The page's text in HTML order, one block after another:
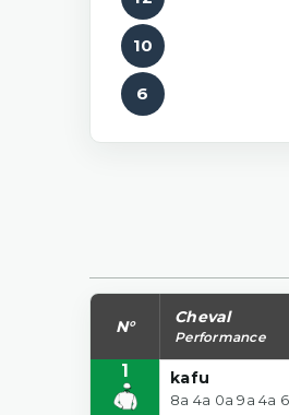
10
6
N° Cheval
Performance
1 kafu
8a 4a 0a 9a 4a